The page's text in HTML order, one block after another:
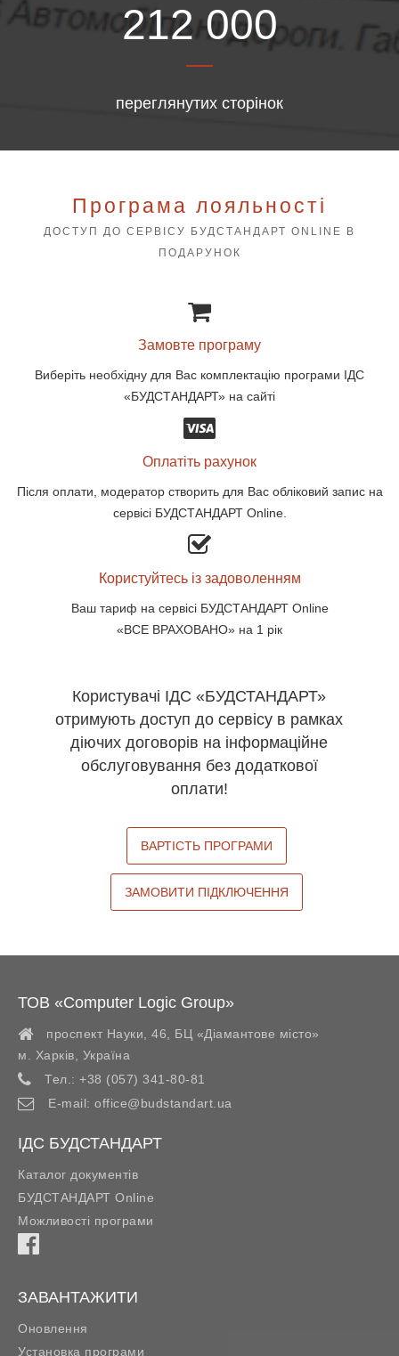
212 000
переглянутих сторінок
Програма лояльності
ДОСТУП ДО СЕРВІСУ БУДСТАНДАРТ ONLINE В
ПОДАРУНОК
Замовте програму
Виберіть необхідну для Вас комплектацію програми ІДС
«БУДСТАНДАРТ» на сайті
Оплатіть рахунок
Після оплати, модератор створить для Вас обліковий запис на
сервісі БУДСТАНДАРТ Online.
Користуйтесь із задоволенням
Ваш тариф на сервісі БУДСТАНДАРТ Online
«ВСЕ ВРАХОВАНО» на 1 рік
Користувачі ІДС «БУДСТАНДАРТ»
отримують доступ до сервісу в рамках
діючих договорів на інформаційне
обслуговування без додаткової
оплати!
ВАРТІСТЬ ПРОГРАМИ
ЗАМОВИТИ ПІДКЛЮЧЕННЯ
ТОВ «Computer Logic Group»
проспект Науки, 46, БЦ «Діамантове місто»
м. Харків
Україна
Тел.: +38 (057) 341-80-81
E-mail: office@budstandart.ua
ІДС БУДСТАНДАРТ
Каталог документів
БУДСТАНДАРТ Online
Можливості програми
ЗАВАНТАЖИТИ
Оновлення
Установка програми